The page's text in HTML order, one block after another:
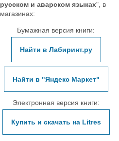
русском и аварском языках", в
магазинах:
Бумажная версия книги:
Найти в Лабиринт.ру
Найти в "Яндекс Маркет"
Электронная версия книги:
Купить и скачать на Litres